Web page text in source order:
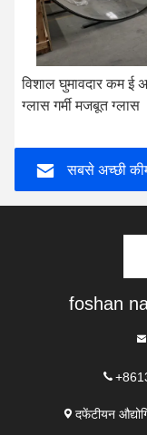
विशाल घुमावदार कम ई
ग्लास गर्मी मजबूत ग्लास
सबसे अच्छी
foshan
दफेंटीयन